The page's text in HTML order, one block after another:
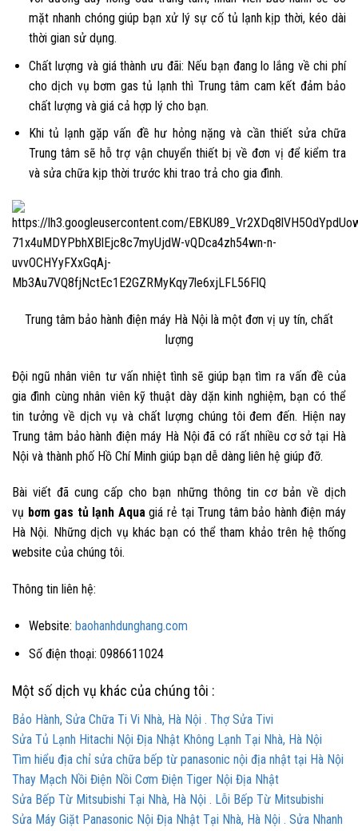
mặt nhanh chóng giúp bạn xử lý sự cố tủ lạnh kịp thời, kéo dài
thời gian sử dụng.
Chất lượng và giá thành ưu đãi: Nếu bạn đang lo lắng về chi phí
cho dịch vụ bơm gas tủ lạnh thì Trung tâm cam kết đảm bảo
chất lượng và giá cả hợp lý cho bạn.
Khi tủ lạnh gặp vấn đề hư hỏng nặng và cần thiết sửa chữa
Trung tâm sẽ hỗ trợ vận chuyển thiết bị về đơn vị để kiểm tra
và sửa chữa kịp thời trước khi trao trả cho gia đình.
Trung tâm bảo hành điện máy Hà Nội là một đơn vị uy tín, chất
lượng
Đội ngũ nhân viên tư vấn nhiệt tình sẽ giúp bạn tìm ra vấn đề của
gia đình cùng nhân viên kỹ thuật dày dặn kinh nghiệm, bạn có thể
tin tưởng về dịch vụ và chất lượng chúng tôi đem đến. Hiện nay
Trung tâm bảo hành điện máy Hà Nội đã có rất nhiều cơ sở tại Hà
Nội và thành phố Hồ Chí Minh giúp bạn dễ dàng liên hệ giúp đỡ.
Bài viết đã cung cấp cho bạn những thông tin cơ bản về dịch
vụ bơm gas tủ lạnh Aquagiá rẻ tại Trung tâm bảo hành điện máy
Hà Nội. Những dịch vụ khác bạn có thể tham khảo trên hệ thống
website của chúng tôi.
Thông tin liên hệ:
Website: baohanhdunghang.com
Số điện thoại: 0986611024
Một số dịch vụ khác của chúng tôi :
Bảo Hành, Sửa Chữa Ti Vi Nhà, Hà Nội . Thợ Sửa Tivi
Sửa Tủ Lạnh Hitachi Nội Địa Nhật Không Lạnh Tại Nhà, Hà Nội
Tìm hiểu địa chỉ sửa chữa bếp từ panasonic nội địa nhật tại Hà Nội
Thay Mạch Nồi Điện Nồi Cơm Điện Tiger Nội Địa Nhật
Sửa Bếp Từ Mitsubishi Tại Nhà, Hà Nội . Lỗi Bếp Từ Mitsubishi
Sửa Máy Giặt Panasonic Nội Địa Nhật Tại Nhà, Hà Nội . Sửa Nhanh